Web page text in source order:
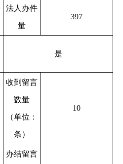
法人办件
量
397
是
收到留言
数量
（单位：
条）
10
办结留言